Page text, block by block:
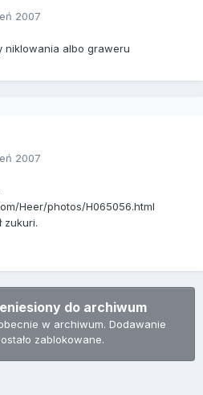
2007
niklowania albo graweru
2007
Heer/photos/H065056.html
zukuri.
do archiwum
w archiwum. Dodawanie
zablokowane.